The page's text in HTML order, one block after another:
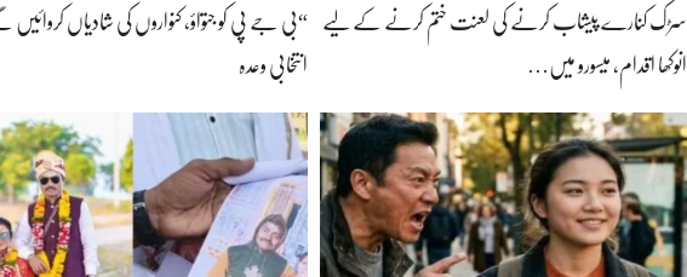
سڑک کنارے پیشاب کرنے کی لعنت ختم کرنے کے لیے
انوکھا اقدام، میسورو میں…
“بی جے پی کو جتواؤ، کنواروں کی شادیاں کروائیں
انتخابی وعدہ